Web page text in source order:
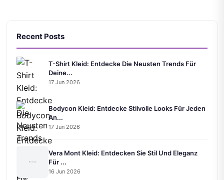
Recent Posts
T-Shirt Kleid: Entdecke Die Neusten Trends Für
Deine...
17 Jun 2026
Bodycon Kleid: Entdecke Stilvolle Looks Für Jeden
An...
17 Jun 2026
Vera Mont Kleid: Entdecken Sie Stil Und Eleganz
Für ...
16 Jun 2026